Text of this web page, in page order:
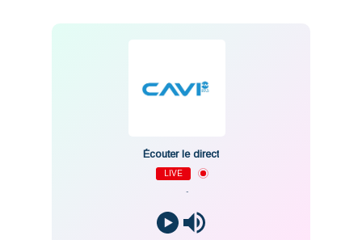
Écouter le direct
LIVE